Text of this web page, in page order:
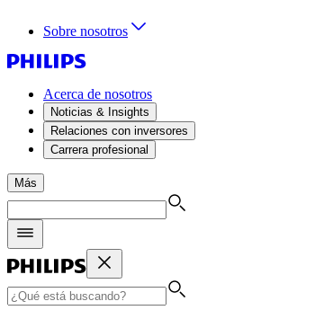
Sobre nosotros
Acerca de nosotros
Noticias & Insights
Relaciones con inversores
Carrera profesional
Más